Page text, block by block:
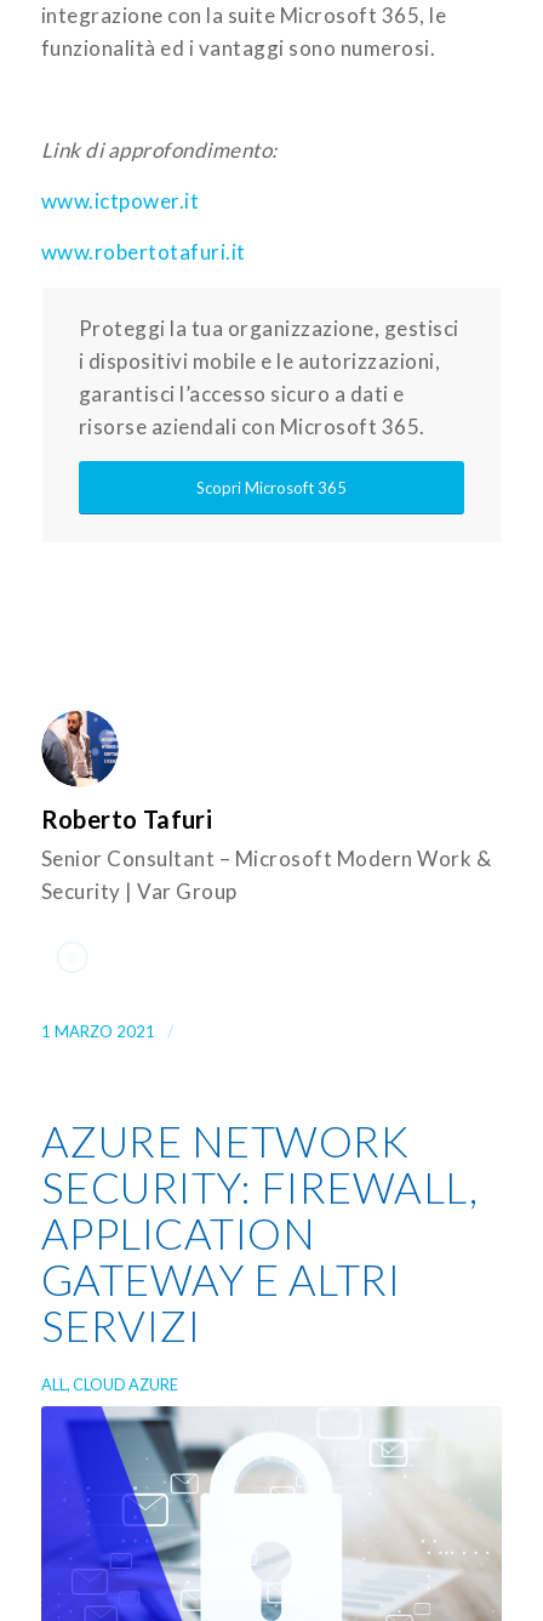
integrazione con la suite Microsoft 365, le
funzionalità ed i vantaggi sono numerosi.
Link di approfondimento:
www.ictpower.it
www.robertotafuri.it
Proteggi la tua organizzazione, gestisci
i dispositivi mobile e le autorizzazioni,
garantisci l’accesso sicuro a dati e
risorse aziendali con Microsoft 365.
Scopri Microsoft 365
Roberto Tafuri
Senior Consultant – Microsoft Modern Work &
Security | Var Group
1 MARZO 2021 /
AZURE NETWORK
SECURITY: FIREWALL,
APPLICATION
GATEWAY E ALTRI
SERVIZI
ALL,CLOUD AZURE